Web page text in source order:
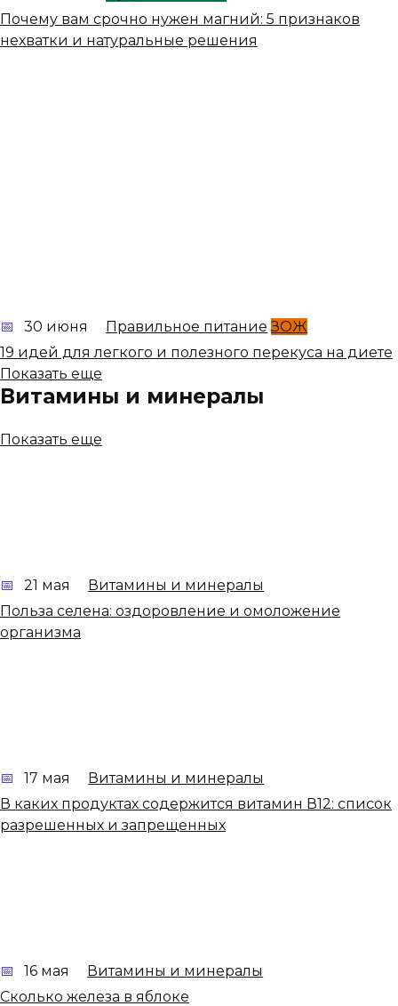
Почему вам срочно нужен магний: 5 признаков
нехватки и натуральные решения
30 июня Правильное питание ЗОЖ
19 идей для легкого и полезного перекуса на диете
Показать еще
Витамины и минералы
Показать еще
21 мая
Витамины и минералы
Польза селена: оздоровление и омоложение
организма
17 мая
Витамины и минералы
В каких продуктах содержится витамин В12: список
разрешенных и запрещенных
16 мая
Витамины и минералы
Сколько железа в яблоке